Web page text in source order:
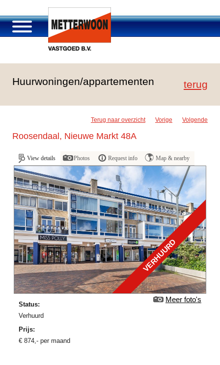
Portfolio
Huurwoningen/appartementen terug
Terug naar overzicht Vorige Volgende
Roosendaal, Nieuwe Markt 48A
View details Photos Request info Map & nearby
VERHUURD
Meer foto's
Status:
verhuurd
Prijs:
€874,- per maand